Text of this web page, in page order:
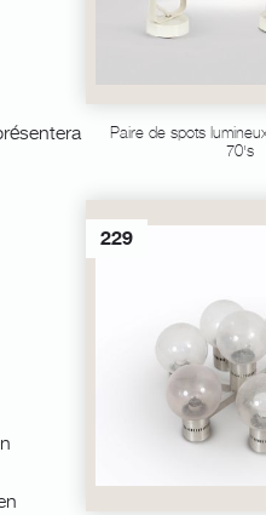
Paire de spots
70's
229